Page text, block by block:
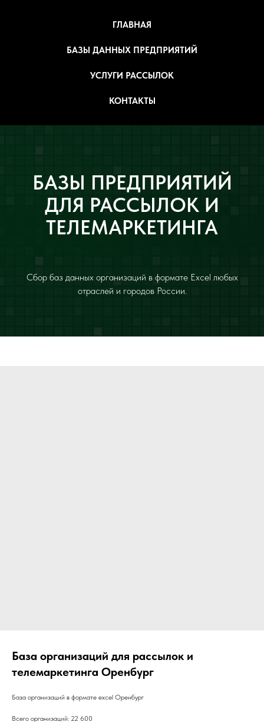
ГЛАВНАЯ
БАЗЫ ДАННЫХ ПРЕДПРИЯТИЙ
УСЛУГИ РАССЫЛОК
КОНТАКТЫ
БАЗЫ ПРЕДПРИЯТИЙ
ДЛЯ РАССЫЛОК И
ТЕЛЕМАРКЕТИНГА
Сбор баз данных организаций в формате Excel любых
отраслей и городов России.
База организаций для рассылок и
телемаркетинга Оренбург
База организаций в формате excel Оренбург
Всего организаций: 22 600